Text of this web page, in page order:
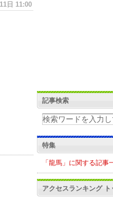
日 11:00
記事検索
特集
「龍馬」に関する記事
アクセスランキング ト